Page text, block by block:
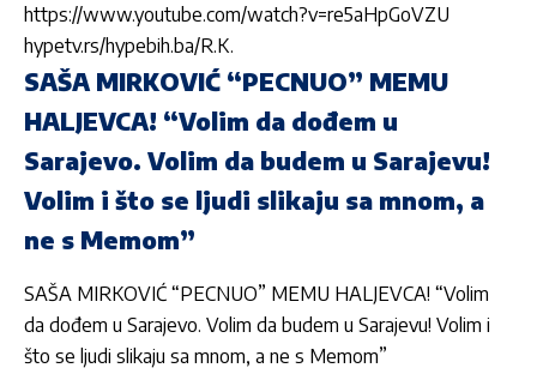
https://www.youtube.com/watch?v=re5aHpGoVZU
hypetv.rs/hypebih.ba/R.K.
SAŠA MIRKOVIĆ “PECNUO” MEMU
HALJEVCA! “Volim da dođem u
Sarajevo. Volim da budem u Sarajevu!
Volim i što se ljudi slikaju sa mnom, a
ne s Memom”
SAŠA MIRKOVIĆ “PECNUO” MEMU HALJEVCA! “Volim
da dođem u Sarajevo. Volim da budem u Sarajevu! Volim i
što se ljudi slikaju sa mnom, a ne s Memom”